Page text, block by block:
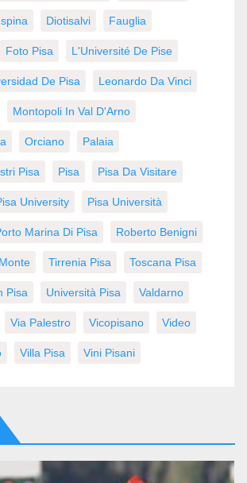
Diotisalvi Fauglia
Foto Pisa L'Université De Pise
De Pisa Leonardo Da Vinci
Montopoli In Val D'Arno
Orciano Palaia
Pisa Pisa Pisa Da Visitare
University Pisa Università
Marina Di Pisa Roberto Benigni
Tirrenia Pisa Toscana Pisa
Pisa Università Pisa Valdarno
Via Palestro Vicopisano Video
Villa Pisa Vini Pisani